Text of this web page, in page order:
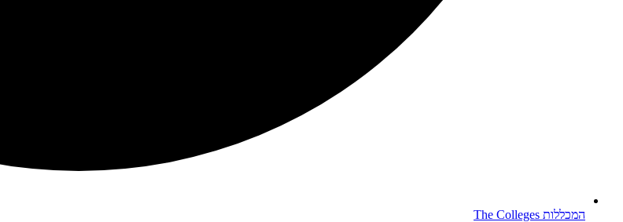
המכללות The Colleges